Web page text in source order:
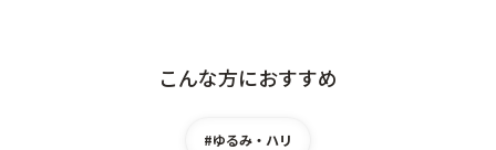
トライアルキット
こんな方におすすめ
#ゆるみ・ハリ